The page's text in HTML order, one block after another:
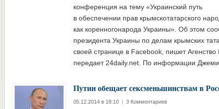
конференция на тему «Украинский путь
в обеспечении прав крымскотатарского
как коренногонарода Украины». Об этом
президента Украины по делам крымских
своей странице в Facebook, пишет
передает 24daily.net. По информации
Путин обещает сексменьшинствам в
05.12.2014 в 18:10 | 3 Комментариев